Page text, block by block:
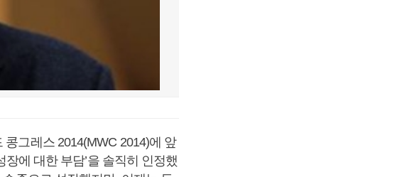
그레스 2014(MWC 2014)에 앞
에 대한 부담’을 솔직히 인정했